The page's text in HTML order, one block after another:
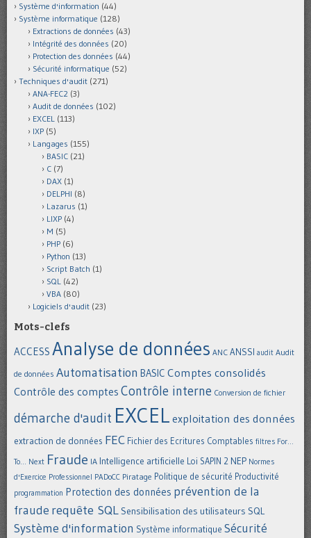
Système d'information (44)
Système informatique (128)
Extractions de données (43)
Intégrité des données (20)
Protection des données (44)
Sécurité informatique (52)
Techniques d'audit (271)
ANA-FEC2 (3)
Audit de données (102)
EXCEL (113)
IXP (5)
Langages (155)
BASIC (21)
C (7)
DAX (1)
DELPHI (8)
Lazarus (1)
LIXP (4)
M (5)
PHP (6)
Python (13)
Script Batch (1)
SQL (42)
VBA (80)
Logiciels d'audit (23)
Mots-clefs
ACCESS Analyse de données ANC ANSSI audit Audit
de données Automatisation BASIC Comptes consolidés
Contrôle des comptes Contrôle interne Conversion de fichier
démarche d'audit EXCEL exploitation des données
extraction de données FEC Fichier des Ecritures Comptables filtres For...
To... Next Fraude IA Intelligence artificielle Loi SAPIN 2 NEP Normes
d'Exercice Professionnel PADoCC Piratage Politique de sécurité Productivité
programmation Protection des données prévention de la
fraude requête SQL Sensibilisation des utilisateurs SQL
Système d'information Système informatique Sécurité